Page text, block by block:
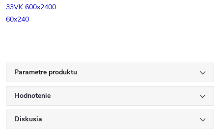
33VK 600x2400
60x240
Parametre produktu
Hodnotenie
Diskusia